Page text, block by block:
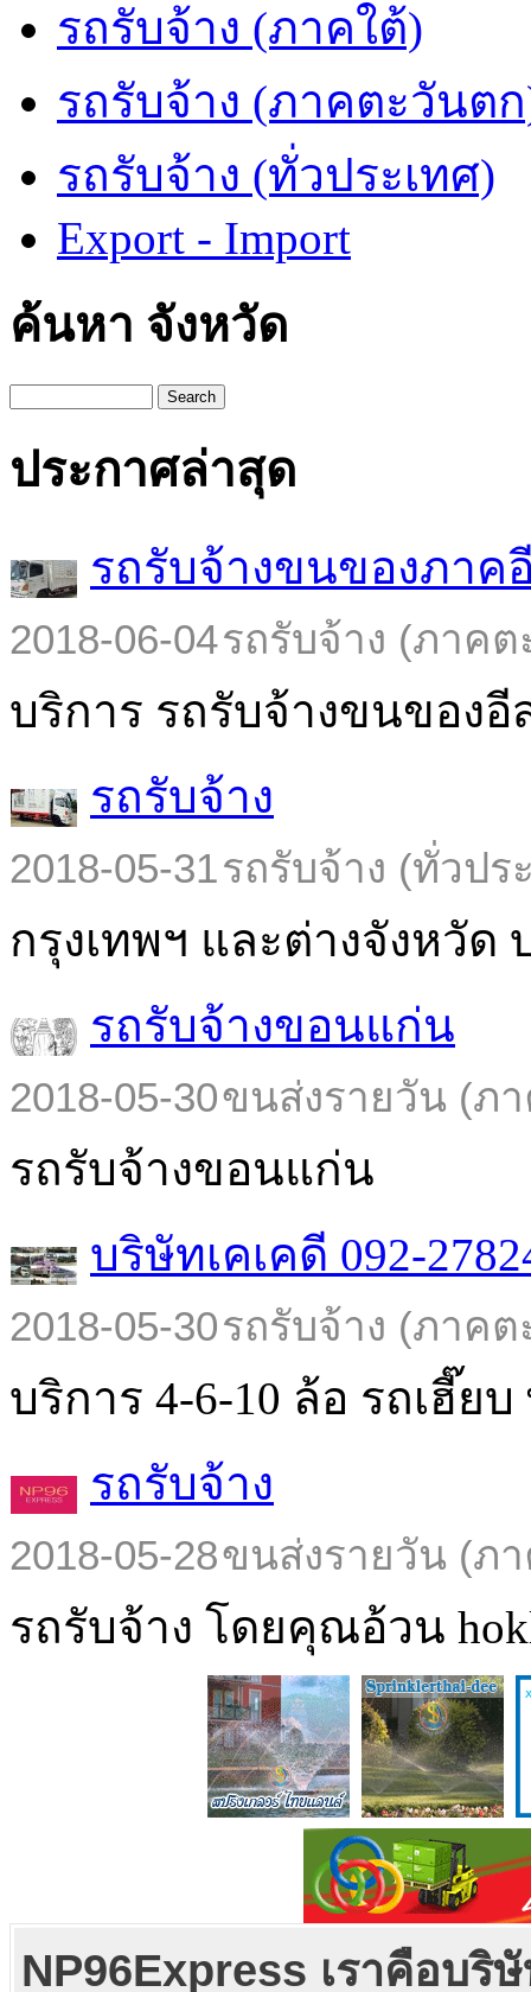
รถรับจ้าง (ภาคใต้)
รถรับจ้าง (ภาคตะวันต
รถรับจ้าง (ทั่วประเทศ)
Export - Import
ค้นหา จังหวัด
Search
ประกาศล่าสุด
รถรับจ้างขนของภาค
2018-06-04รถรับจ้าง (ภาคต
บริการ รถรับจ้างขนของ
รถรับจ้าง
2018-05-31รถรับจ้าง (ทั่วปร
กรุงเทพฯ และต่างจังหวัด
รถรับจ้างขอนแก่น
2018-05-30ขนส่งรายวัน (ภ
รถรับจ้างขอนแก่น
บริษัทเคเคดี 092-
2018-05-30รถรับจ้าง (ภาคต
บริการ 4-6-10 ล้อ รถเฮี๊ยบ
รถรับจ้าง
2018-05-28ขนส่งรายวัน (ภ
รถรับจ้าง โดยคุณอ้วน
NP96Express เราคือบ